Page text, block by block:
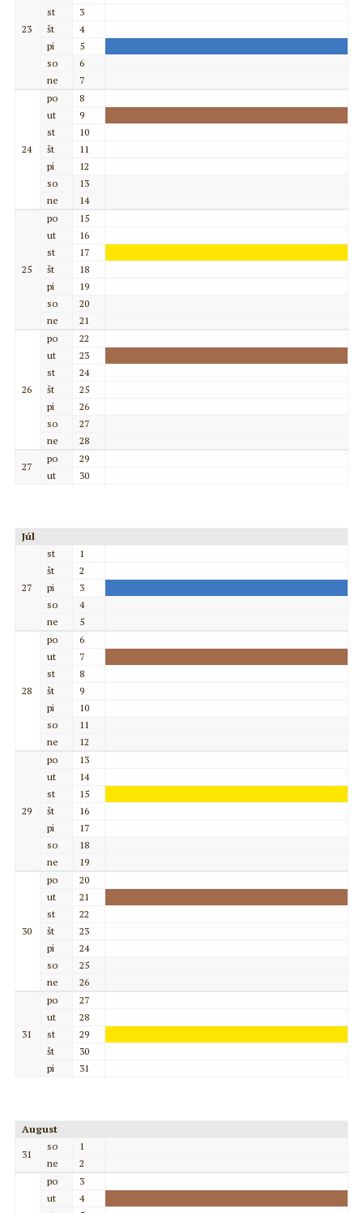
23
st
3
št
4
pi
5
so
6
ne
7
24
po
8
ut
9
st
10
št
11
pi
12
so
13
ne
14
25
po
15
ut
16
st
17
št
18
pi
19
so
20
ne
21
26
po
22
ut
23
st
24
št
25
pi
26
so
27
ne
28
27
po
29
ut
30
Júl
27
st
1
št
2
pi
3
so
4
ne
5
28
po
6
ut
7
st
8
št
9
pi
10
so
11
ne
12
29
po
13
ut
14
st
15
št
16
pi
17
so
18
ne
19
30
po
20
ut
21
st
22
št
23
pi
24
so
25
ne
26
31
po
27
ut
28
st
29
št
30
pi
31
August
31
so
1
ne
2
po
3
ut
4